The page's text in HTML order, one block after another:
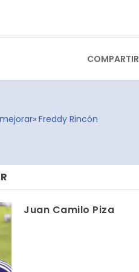
Freddy Rincón
Juan Camilo Piza